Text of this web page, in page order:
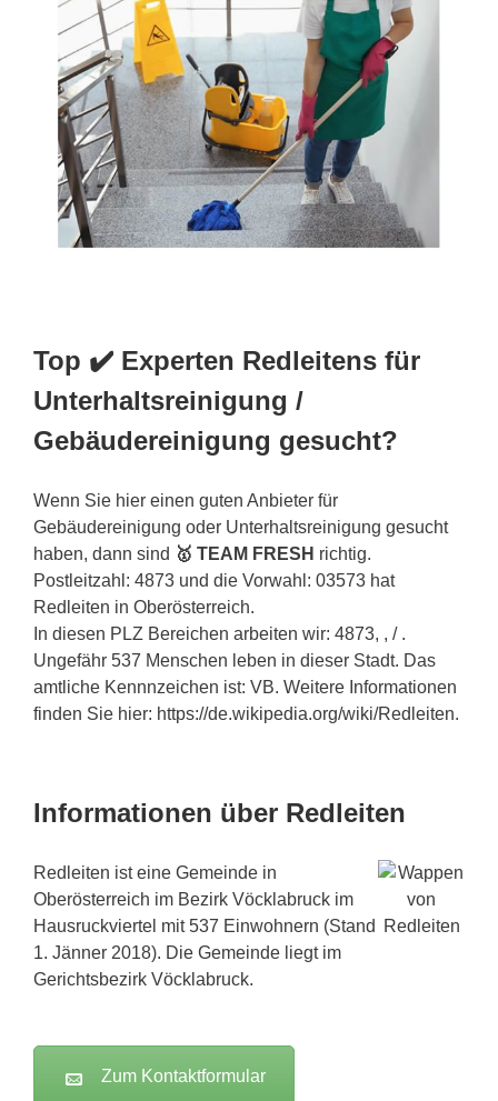
Top ✔️ Experten Redleitens für
Unterhaltsreinigung /
Gebäudereinigung gesucht?
Wenn Sie hier einen guten Anbieter für
Gebäudereinigung oder Unterhaltsreinigung gesucht
haben, dann sind 🥇 TEAM FRESH richtig.
Postleitzahl: 4873 und die Vorwahl: 03573 hat
Redleiten in Oberösterreich.
In diesen PLZ Bereichen arbeiten wir: 4873, , / .
Ungefähr 537 Menschen leben in dieser Stadt. Das
amtliche Kennnzeichen ist: VB. Weitere Informationen
finden Sie hier: https://de.wikipedia.org/wiki/Redleiten.
Informationen über Redleiten
Redleiten ist eine Gemeinde in
Oberösterreich im Bezirk Vöcklabruck im
Hausruckviertel mit 537 Einwohnern (Stand
1. Jänner 2018). Die Gemeinde liegt im
Gerichtsbezirk Vöcklabruck.
Zum Kontaktformular